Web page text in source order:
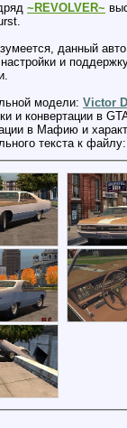
~REVOLVER~
данный
и
модели: Victor
и конвертации в
в Мафию и
текста к